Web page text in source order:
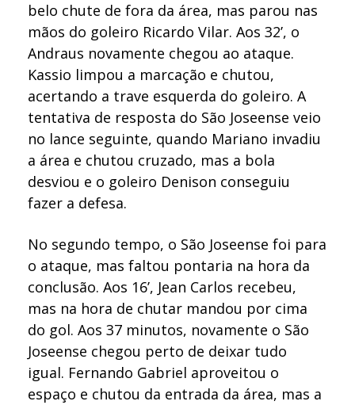
belo chute de fora da área, mas parou nas
mãos do goleiro Ricardo Vilar. Aos 32’, o
Andraus novamente chegou ao ataque.
Kassio limpou a marcação e chutou,
acertando a trave esquerda do goleiro. A
tentativa de resposta do São Joseense veio
no lance seguinte, quando Mariano invadiu
a área e chutou cruzado, mas a bola
desviou e o goleiro Denison conseguiu
fazer a defesa.
No segundo tempo, o São Joseense foi para
o ataque, mas faltou pontaria na hora da
conclusão. Aos 16’, Jean Carlos recebeu,
mas na hora de chutar mandou por cima
do gol. Aos 37 minutos, novamente o São
Joseense chegou perto de deixar tudo
igual. Fernando Gabriel aproveitou o
espaço e chutou da entrada da área, mas a